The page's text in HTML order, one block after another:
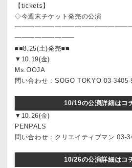
【tickets】
◇今週末チケット発売の公演
━━━━━━━━━
■■8.25(土)発売■■
▼10.19(金)
Ms.OOJA
問い合わせ：SOGO TOKYO 03-3405-
10/19の公演詳細はコ
▼10.26(金)
PENPALS
問い合わせ：クリエイティブマン 03-
10/26の公演詳細はコ